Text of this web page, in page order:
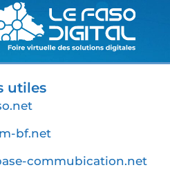
utiles
bf.net
commubication.net